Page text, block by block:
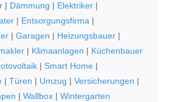
| Dämmung | Elektriker|
| Entsorgungsfirma|
| Garagen | Heizungsbauer|
| Klimaanlagen | Küchenbauer
| Smart Home|
| Türen | Umzug | Versicherungen |
| Wallbox| Wintergarten